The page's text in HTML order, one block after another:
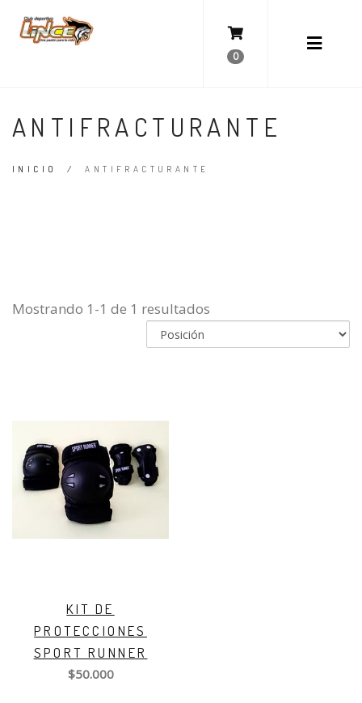
0
ANTIFRACTURANTE
INICIO /ANTIFRACTURANTE
Mostrando 1-1 de 1 resultados
KIT DE
PROTECCIONES
SPORT RUNNER
$50.000